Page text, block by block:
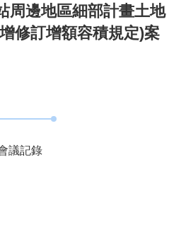
周邊地區細部計畫土地
修訂增額容積規定)案
議記錄